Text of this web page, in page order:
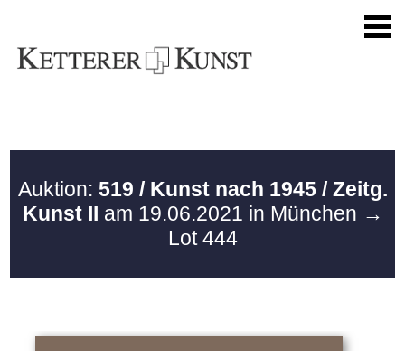
Auktion: 519 / Kunst nach 1945 / Zeitg.
Kunst II am 19.06.2021 in München →
Lot 444